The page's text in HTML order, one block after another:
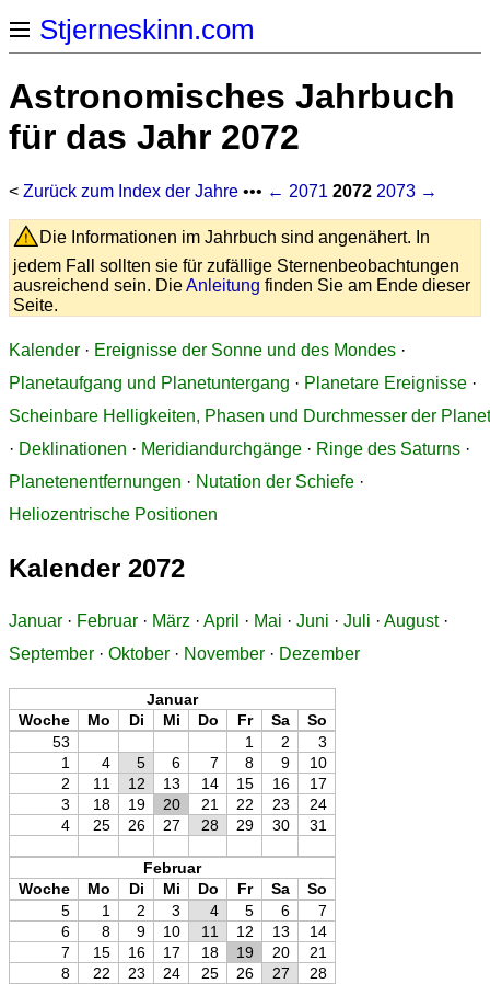
Stjerneskinn.com
Astronomisches Jahrbuch
für das Jahr 2072
< Zurück zum Index der Jahre ••• ← 2071 2072 2073 →
Die Informationen im Jahrbuch sind angenähert. In
jedem Fall sollten sie für zufällige Sternenbeobachtungen
ausreichend sein. DieAnleitung finden Sie am Ende dieser
Seite.
Kalender · Ereignisse der Sonne und des Mondes ·
Planetaufgang und Planetuntergang · Planetare Ereignisse ·
Scheinbare Helligkeiten, Phasen und Durchmesser der
· Deklinationen · Meridiandurchgänge · Ringe des Saturns ·
Planetenentfernungen · Nutation der Schiefe ·
Heliozentrische Positionen
Kalender 2072
Januar · Februar · März · April · Mai · Juni · Juli · August·
September · Oktober · November · Dezember
Januar
Woche
Mo Di Mi Do Fr Sa
So
53
1 2
3
1
4 5 6 7 8 9
10
2
11 12 13 14 15 16
17
3
18 19 20 21 22 23
24
4
25 26 27 28 29 30 31
Februar
Woche
Mo Di Mi Do Fr Sa
So
5
1 2 3 4 5 6
7
6
8 9 10 11 12 13
14
7
15 16 17 18 19 20
21
8
22 23 24 25 26 27
28